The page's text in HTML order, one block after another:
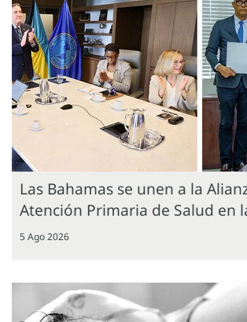
Las Bahamas se unen a la
Atención Primaria de Salud en
5 Ago 2026